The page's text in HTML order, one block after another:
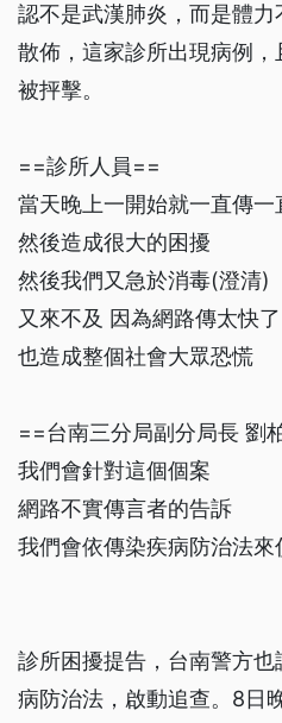
認不是武漢肺炎，而是體
散佈，這家診所出現病例
被抨擊。
==診所人員==
當天晚上一開始就一直傳一
然後造成很大的困擾
然後我們又急於消毒(澄清)
又來不及 因為網路傳太快了
也造成整個社會大眾恐慌
==台南三分局副分局長 劉
我們會針對這個個案
網路不實傳言者的告訴
我們會依傳染疾病防治法來
診所困擾提告，台南警方
病防治法，啟動追查。8日